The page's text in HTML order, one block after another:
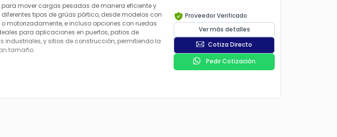
mover cargas pesadas de manera eficiente y
tipos de grúas pórtico, desde modelos con
motorizadamente, e incluso opciones con ruedas
para aplicaciones en puertos, patios de
y sitios de construcción, permitiendo la
tamaño.
Proveedor Verificado
Ver más detalles
Cotiza Directo
Pedir Cotización